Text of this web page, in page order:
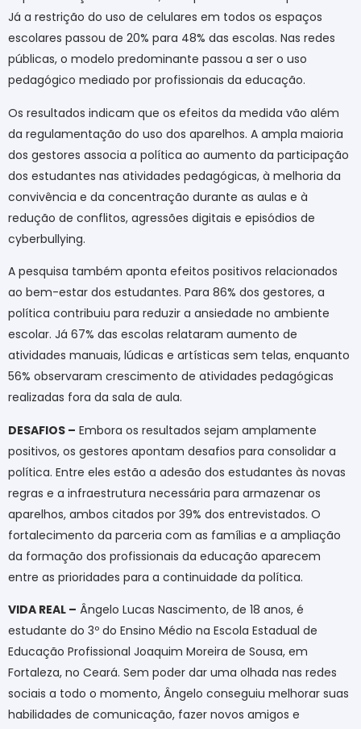
Já a restrição do uso de celulares em todos os espaços
escolares passou de 20% para 48% das escolas. Nas redes
públicas, o modelo predominante passou a ser o uso
pedagógico mediado por profissionais da educação.
Os resultados indicam que os efeitos da medida vão além
da regulamentação do uso dos aparelhos. A ampla maioria
dos gestores associa a política ao aumento da participação
dos estudantes nas atividades pedagógicas, à melhoria da
convivência e da concentração durante as aulas e à
redução de conflitos, agressões digitais e episódios de
cyberbullying.
A pesquisa também aponta efeitos positivos relacionados
ao bem-estar dos estudantes. Para 86% dos gestores, a
política contribuiu para reduzir a ansiedade no ambiente
escolar. Já 67% das escolas relataram aumento de
atividades manuais, lúdicas e artísticas sem telas, enquanto
56% observaram crescimento de atividades pedagógicas
realizadas fora da sala de aula.
DESAFIOS – Embora os resultados sejam amplamente
positivos, os gestores apontam desafios para consolidar a
política. Entre eles estão a adesão dos estudantes às novas
regras e a infraestrutura necessária para armazenar os
aparelhos, ambos citados por 39% dos entrevistados. O
fortalecimento da parceria com as famílias e a ampliação
da formação dos profissionais da educação aparecem
entre as prioridades para a continuidade da política.
VIDA REAL – Ângelo Lucas Nascimento, de 18 anos, é
estudante do 3º do Ensino Médio na Escola Estadual de
Educação Profissional Joaquim Moreira de Sousa, em
Fortaleza, no Ceará. Sem poder dar uma olhada nas redes
sociais a todo o momento, Ângelo conseguiu melhorar suas
habilidades de comunicação, fazer novos amigos e